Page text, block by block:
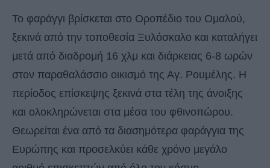
Το φαράγγι βρίσκεται στο Οροπέδιο του Ομαλού,
ξεκινά από την τοποθεσία Ξυλόσκαλο και καταλήγει
μετά από διαδρομή 16 χλμ και διάρκειας 6-8 ωρών
στον παραθαλάσσιο οικισμό της Αγ. Ρουμέλης. Η
περίοδος επίσκεψης ξεκινά στα τέλη της άνοιξης
και ολοκληρώνεται στα μέσα του φθινοπώρου.
Θεωρείται ένα από τα διασημότερα φαράγγια της
Ευρώπης και προσελκύει κάθε χρόνο μεγάλο